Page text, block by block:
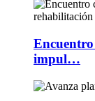
impul…